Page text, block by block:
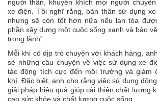
người thân, khuyến khích mọi người
xe điện. Tôi nghĩ rằng, bản thân sử dụng
nhưng sẽ còn tốt hơn nữa nếu lan tỏa
phần xây dựng mộtcuộc sống xanh và bảo
trong lành”.
Mỗi khi có dịp trò chuyện với khách hàng,
sẻ những câu chuyện về việc sử dụng xe
tác động tích cực đến môi trường và giảm
khí. Đặc biệt, anh cho rằng việc sử dụng
giải pháp hiệu quả giúp cải thiện chất lượng
cao sức khỏe và chất lượng cuộc sống.